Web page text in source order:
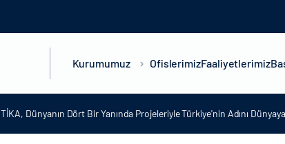
Kurumumuz OfislerimizFaaliyetlerimiz
TİKA, Dünyanın Dört Bir Yanında Projeleriyle Türkiye'nin Adını